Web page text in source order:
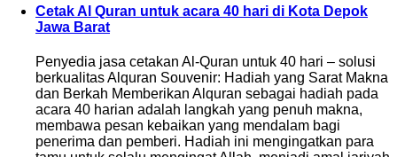
Cetak Al Quran untuk acara 40 hari di Kota Depok
Jawa Barat
Penyedia jasa cetakan Al-Quran untuk 40 hari – solusi
berkualitas Alquran Souvenir: Hadiah yang Sarat Makna
dan Berkah Memberikan Alquran sebagai hadiah pada
acara 40 harian adalah langkah yang penuh makna,
membawa pesan kebaikan yang mendalam bagi
penerima dan pemberi. Hadiah ini mengingatkan para